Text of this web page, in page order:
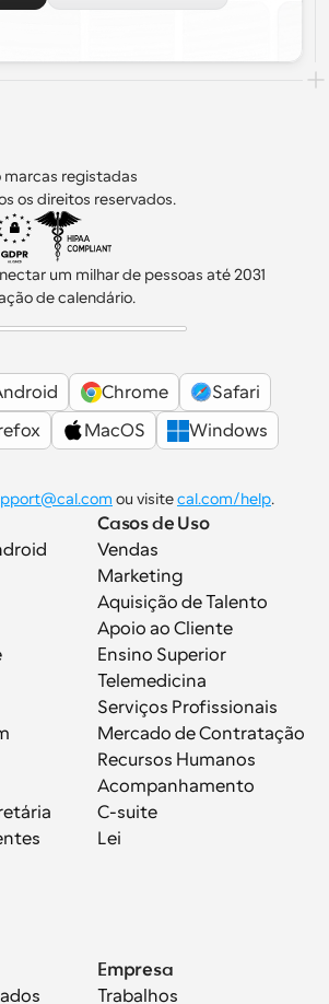
marcas registadas
os direitos reservados.
um milhar de pessoas até 2031
de calendário.
Chrome
Safari
MacOS
Windows
ou visite cal.com/help.
Casos de Uso
Vendas
Marketing
Aquisição de Talento
Apoio ao Cliente
Ensino Superior
Telemedicina
Serviços Profissionais
Mercado de Contratação
Recursos Humanos
Acompanhamento
C-suite
Lei
Empresa
Trabalhos